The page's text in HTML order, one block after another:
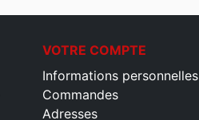
VOTRE COMPTE
Informations personnelles
Commandes
Adresses